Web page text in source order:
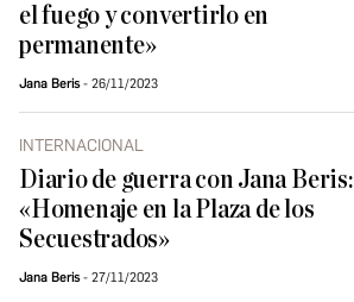
el fuego y convertirlo en
permanente»
Jana Beris 26/11/2023
INTERNACIONAL
Diario de guerra con Jana Beris:
«Homenaje en la Plaza de los
Secuestrados»
Jana Beris 27/11/2023